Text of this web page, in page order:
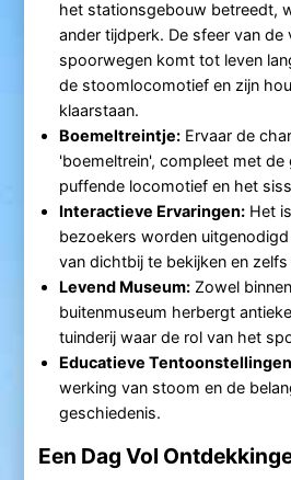
het stationsgebouw betreedt,
ander tijdperk. De sfeer van de
spoorwegen komt tot leven
de stoomlocomotief en zijn
klaarstaan.
Boemeltreintje:Ervaar de
'boemeltrein', compleet met de
puffende locomotief en het
Interactieve Ervaringen:Het is
bezoekers worden
van dichtbij te bekijken en
Levend Museum:Zowel
buitenmuseum herbergt
tuinderij waar de rol van het
Educatieve
werking van stoom en de
geschiedenis.
Een Dag Vol